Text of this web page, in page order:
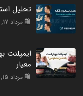
تحلیل استخوان فک؛ 7
مرداد 17, 1405
معیار
مرداد 15, 1405